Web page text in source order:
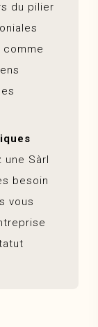
du pilier
comme
une Sàrl
besoin
vous